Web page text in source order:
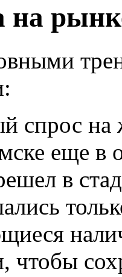
на
спрос на
еще в
в
чтобы